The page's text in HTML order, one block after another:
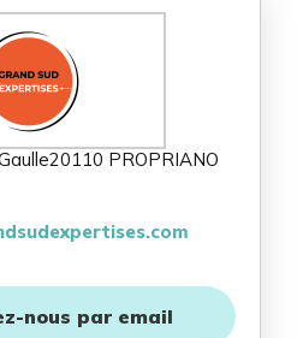
20110 PROPRIANO
nous par email